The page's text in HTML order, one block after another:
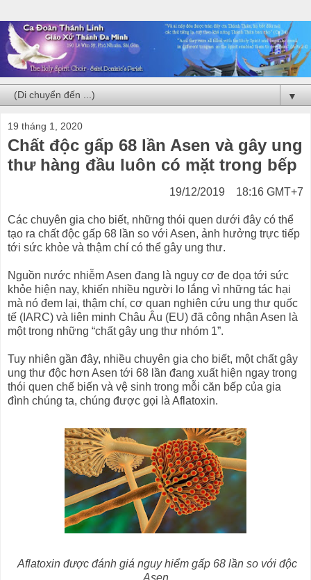
▼
19 tháng 1, 2020
Chất độc gấp 68 lần Asen và gây ung
thư hàng đầu luôn có mặt trong bếp
19/12/2019 18:16 GMT+7
Các chuyên gia cho biết, những thói quen dưới đây có thể
tạo ra chất độc gấp 68 lần so với Asen, ảnh hưởng trực tiếp
tới sức khỏe và thậm chí có thể gây ung thư.
Nguồn nước nhiễm Asen đang là nguy cơ đe dọa tới sức
khỏe hiện nay, khiến nhiều người lo lắng vì những tác hại
mà nó đem lại, thậm chí, cơ quan nghiên cứu ung thư quốc
tế (IARC) và liên minh Châu Âu (EU) đã công nhận Asen là
một trong những “chất gây ung thư nhóm 1”.
Tuy nhiên gần đây, nhiều chuyên gia cho biết, một chất gây
ung thư độc hơn Asen tới 68 lần đang xuất hiện ngay trong
thói quen chế biến và vệ sinh trong mỗi căn bếp của gia
đình chúng ta, chúng được gọi là Aflatoxin.
Aflatoxin được đánh giá nguy hiểm gấp 68 lần so với độc